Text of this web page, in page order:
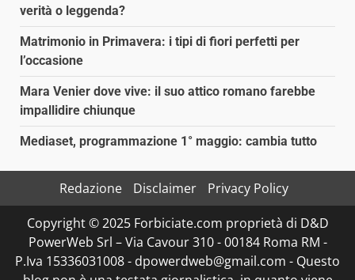
verità o leggenda?
Matrimonio in Primavera: i tipi di fiori perfetti per
l’occasione
Mara Venier dove vive: il suo attico romano farebbe
impallidire chiunque
Mediaset, programmazione 1° maggio: cambia tutto
Redazione Disclaimer
Privacy Policy
Copyright © 2025 Forbiciate.com proprietà di D&D
PowerWeb Srl – Via Cavour 310 - 00184 Roma RM -
P.Iva 15336031008 - dpowerdweb@gmail.com - Questo